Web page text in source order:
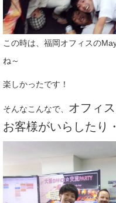
この時は、福岡オフィスの
ね～
楽しかったです！
そんなこんなで、 オフィ
お客様がいらしたり